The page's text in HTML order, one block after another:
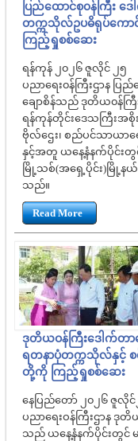
ပြည်ထောင်စု၀န်ကြီး ဒေ
တက္ကသိုလ်ဥပဓိရုပ်ကော
ကြည့်ရှုစစ်ဆေး‌
ရန်ကုန် ၂၀၂၆ ဇူလိုင် ၂၅
ပညာရေး၀န်ကြီးဌာန ပြ
ချောစိန်သည် ဒုတိယ၀န်ကြီး
ရန်ကုန်တိုင်းဒေသကြီးအစိုး
ဗိုလ်ဌေး၊ စည်ပင်သာယာရေ
နှင့်အတူ ယနေ့နံနက်ပိုင်းတွ
မြို့သစ်(အရှေ့ပိုင်း)မြို့
သည်။
Read More
ဒုတိယဝန်ကြီးဒေါက်တာ
ရတနာပုံတက္ကသိုလ်နှင့်
တို့ကို ကြည့်ရှုစစ်ဆေး
နေပြည်တော် ၂၀၂၆ ဇူလိုင်
ပညာရေးဝန်ကြီးဌာန ဒုတိ
သည် ယနေ့နံနက်ပိုင်းတွင် မ